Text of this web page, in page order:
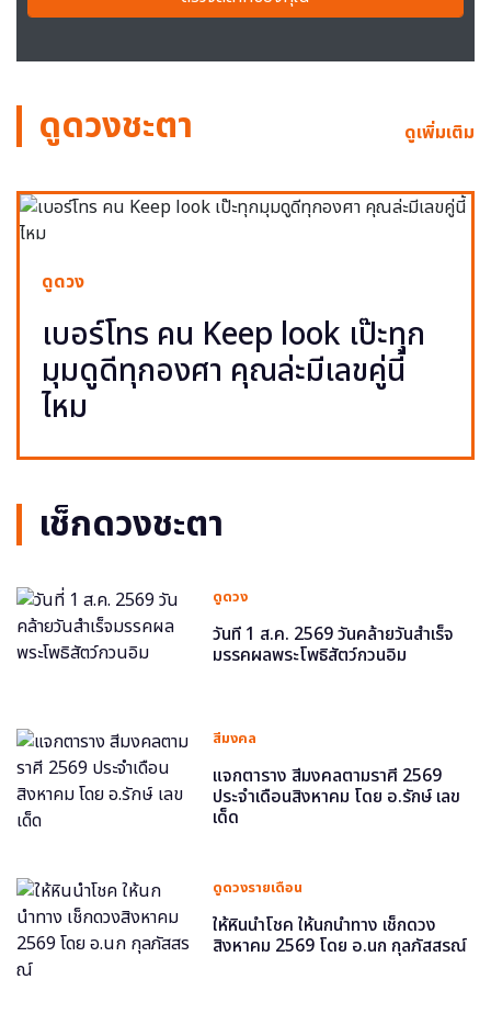
ดูดวงชะตา ดูเพิ่มเติม
ดูดวง
เบอร์โทร คน Keep look เป๊ะทุก
มุมดูดีทุกองศา คุณล่ะมีเลขคู่นี้
ไหม
เช็กดวงชะตา
ดูดวง
วันที่ 1 ส.ค. 2569 วันคล้ายวันสำเร็จ
มรรคผลพระโพธิสัตว์กวนอิม
สีมงคล
แจกตาราง สีมงคลตามราศี 2569
ประจำเดือนสิงหาคม โดย อ.รักษ์ เลข
เด็ด
ดูดวงรายเดือน
ให้หินนำโชค ให้นกนำทาง เช็กดวง
สิงหาคม 2569 โดย อ.นก กุลภัสสรณ์